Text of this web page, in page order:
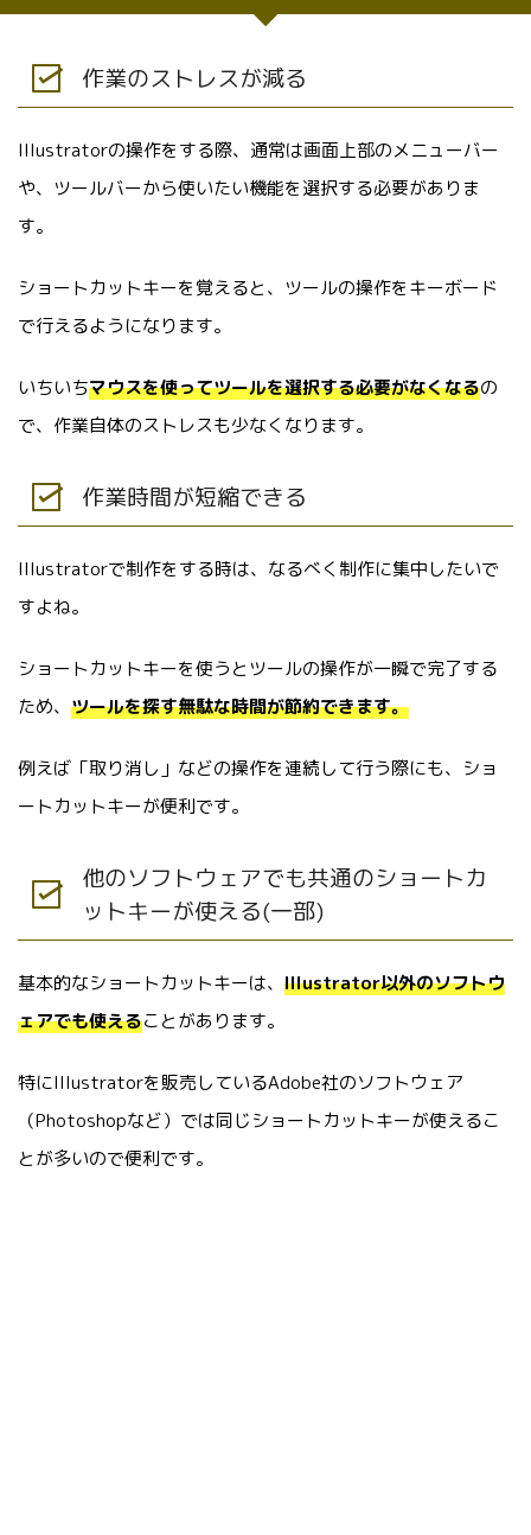
作業のストレスが減る
Illustratorの操作をする際、通常は画面上部のメニューバー
や、ツールバーから使いたい機能を選択する必要がありま
す。
ショートカットキーを覚えると、ツールの操作をキーボード
で行えるようになります。
いちいちマウスを使ってツールを選択する必要がなくなるの
で、作業自体のストレスも少なくなります。
作業時間が短縮できる
Illustratorで制作をする時は、なるべく制作に集中したいで
すよね。
ショートカットキーを使うとツールの操作が一瞬で完了する
ため、 ツールを探す無駄な時間が節約できます。
例えば「取り消し」などの操作を連続して行う際にも、ショ
ートカットキーが便利です。
他のソフトウェアでも共通のショートカ
ットキーが使える(一部)
基本的なショートカットキーは、 Illustrator以外のソフトウ
ェアでも使えることがあります。
特にIllustratorを販売しているAdobe社のソフトウェア
（Photoshopなど）では同じショートカットキーが使えるこ
とが多いので便利です。